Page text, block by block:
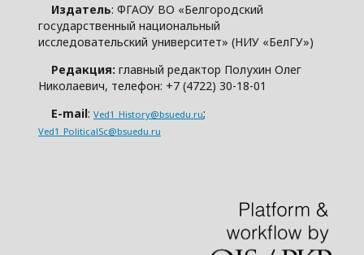
Издатель: ФГАОУ ВО «Белгородский
государственный национальный
исследовательский университет» (НИУ «БелГУ»)
Редакция: главный редактор Полухин Олег
Николаевич, телефон: +7 (4722) 30-18-01
E-mail: Ved1_History@bsuedu.ru;
Ved1_PoliticalSc@bsuedu.ru